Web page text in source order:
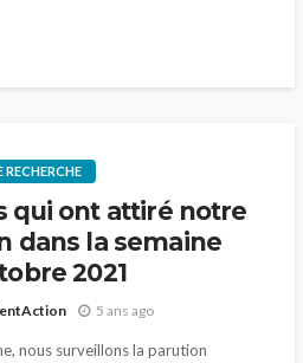
RECHERCHE
qui ont attiré notre
dans la semaine
2021
5 ans ago
nous surveillons la parution